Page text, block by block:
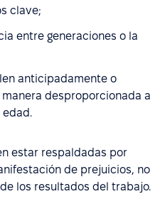
clave;
entre generaciones o la
anticipadamente o
desproporcionada a
edad.
estar respaldadas por
de prejuicios, no
los resultados del trabajo.